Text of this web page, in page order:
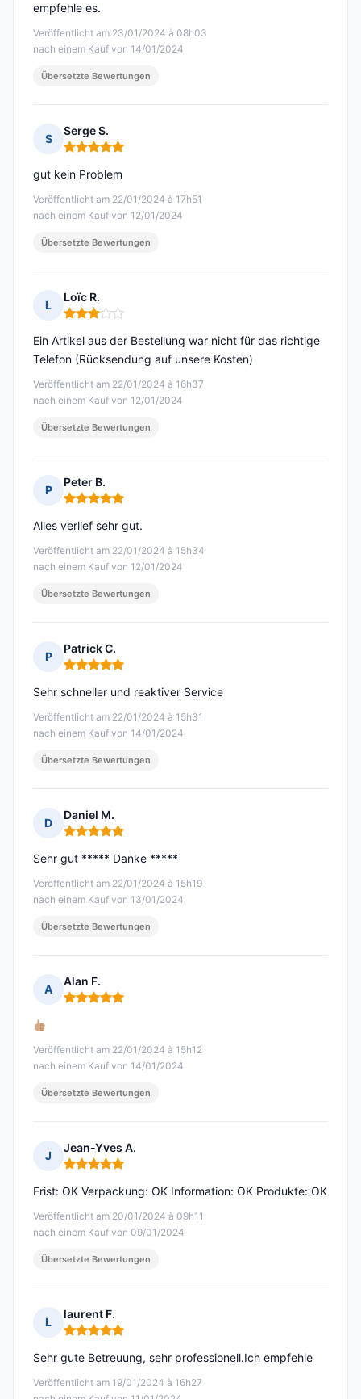
Veröffentlicht am 23/01/2024 à 08h03
nach einem Kauf von 14/01/2024
empfehle es.
Übersetzte Bewertungen
S
Serge S.
Hinweis: 5 von 5
Veröffentlicht am 22/01/2024 à 17h51
nach einem Kauf von 12/01/2024
gut kein Problem
Übersetzte Bewertungen
L
Loïc R.
Hinweis: 3 von 5
Veröffentlicht am 22/01/2024 à 16h37
nach einem Kauf von 12/01/2024
Ein Artikel aus der Bestellung war nicht für das richtige
Telefon (Rücksendung auf unsere Kosten)
Übersetzte Bewertungen
P
Peter B.
Hinweis: 5 von 5
Veröffentlicht am 22/01/2024 à 15h34
nach einem Kauf von 12/01/2024
Alles verlief sehr gut.
Übersetzte Bewertungen
P
Patrick C.
Hinweis: 5 von 5
Veröffentlicht am 22/01/2024 à 15h31
nach einem Kauf von 14/01/2024
Sehr schneller und reaktiver Service
Übersetzte Bewertungen
D
Daniel M.
Hinweis: 5 von 5
Veröffentlicht am 22/01/2024 à 15h19
nach einem Kauf von 13/01/2024
Sehr gut ***** Danke *****
Übersetzte Bewertungen
A
Alan F.
Hinweis: 5 von 5
Veröffentlicht am 22/01/2024 à 15h12
nach einem Kauf von 14/01/2024
Übersetzte Bewertungen
J
Jean-Yves A.
Hinweis: 5 von 5
Veröffentlicht am 20/01/2024 à 09h11
nach einem Kauf von 09/01/2024
Frist: OK Verpackung: OK Information: OK Produkte: OK
Übersetzte Bewertungen
L
laurent F.
Hinweis: 5 von 5
Veröffentlicht am 19/01/2024 à 16h27
Sehr gute Betreuung, sehr professionell.Ich empfehle